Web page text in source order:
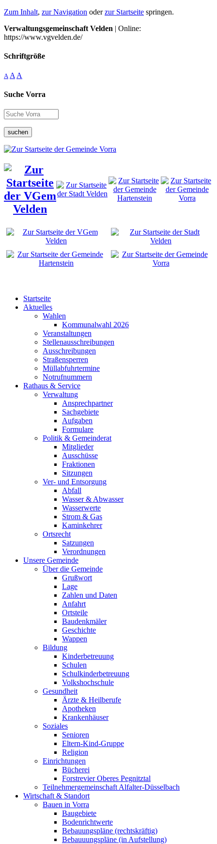
Zum Inhalt, zur Navigation oderzur Startseite springen.
Verwaltungsgemeinschaft Velden | Online:
https://www.vgvelden.de/
Schriftgröße
A A A
Suche Vorra
suchen
Startseite
Aktuelles
Wahlen
Kommunalwahl 2026
Veranstaltungen
Stellenausschreibungen
Ausschreibungen
Straßensperren
Müllabfuhrtermine
Notrufnummern
Rathaus & Service
Verwaltung
Ansprechpartner
Sachgebiete
Aufgaben
Formulare
Politik & Gemeinderat
Mitglieder
Ausschüsse
Fraktionen
Sitzungen
Ver- und Entsorgung
Abfall
Wasser & Abwasser
Wasserwerte
Strom & Gas
Kaminkehrer
Ortsrecht
Satzungen
Verordnungen
Unsere Gemeinde
Über die Gemeinde
Grußwort
Lage
Zahlen und Daten
Anfahrt
Ortsteile
Baudenkmäler
Geschichte
Wappen
Bildung
Kinderbetreuung
Schulen
Schulkinderbetreuung
Volkshochschule
Gesundheit
Ärzte & Heilberufe
Apotheken
Krankenhäuser
Soziales
Senioren
Eltern-Kind-Gruppe
Religion
Einrichtungen
Bücherei
Forstrevier Oberes Pegnitztal
Teilnehmergemeinschaft Alfalter-Düsselbach
Wirtschaft & Standort
Bauen in Vorra
Baugebiete
Bodenrichtwerte
Bebauungspläne (rechtskräftig)
Bebauuungspläne (in Aufstellung)